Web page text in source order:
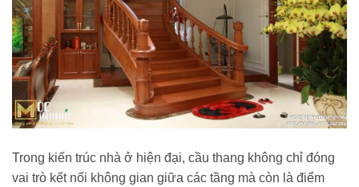
Trong kiến trúc nhà ở hiện đại, cầu thang không chỉ đóng
vai trò kết nối không gian giữa các tầng mà còn là điểm